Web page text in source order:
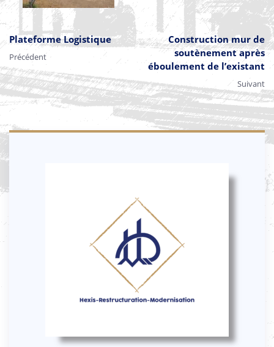
Plateforme Logistique
Précédent
Construction mur de
soutènement après
éboulement de l’existant
Suivant